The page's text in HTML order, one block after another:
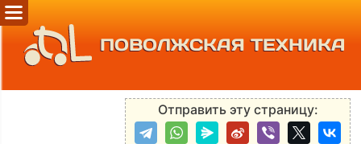
ПОВОЛЖСКАЯ ТЕХНИКА
Отправить эту страницу: